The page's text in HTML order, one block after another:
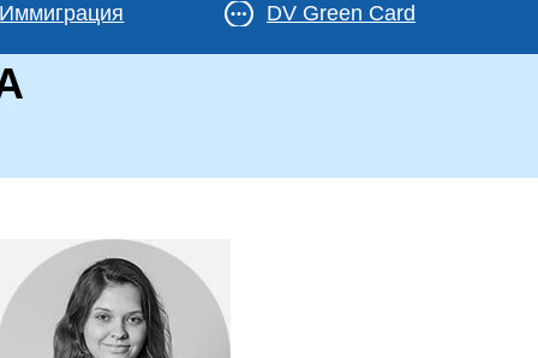
Иммиграция DV Green Card